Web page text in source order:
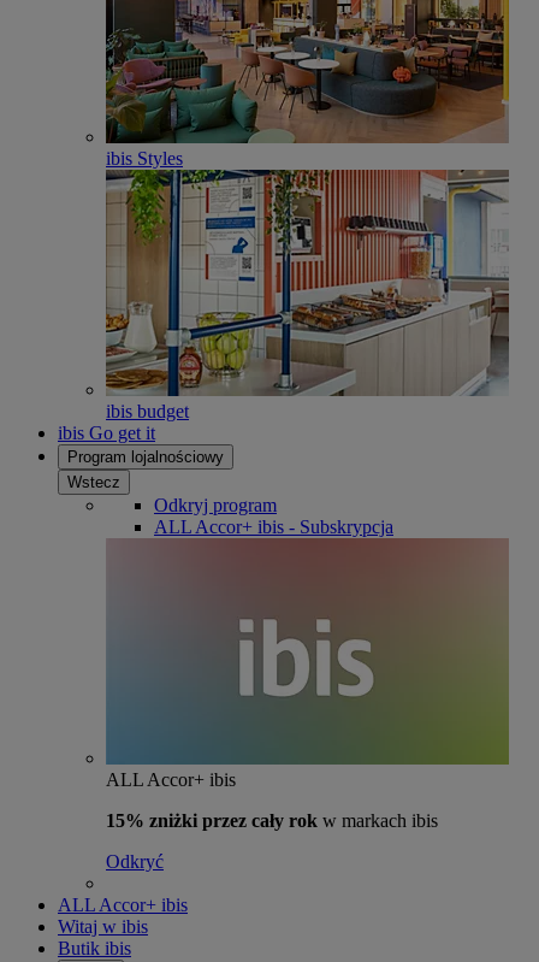
ibis Styles
ibis budget
ibis Go get it
Program lojalnościowy
Wstecz
Odkryj program
ALL Accor+ ibis - Subskrypcja
ALL Accor+ ibis
15% zniżki przez cały rok w markach ibis
Odkryć
ALL Accor+ ibis
Witaj w ibis
Butik ibis